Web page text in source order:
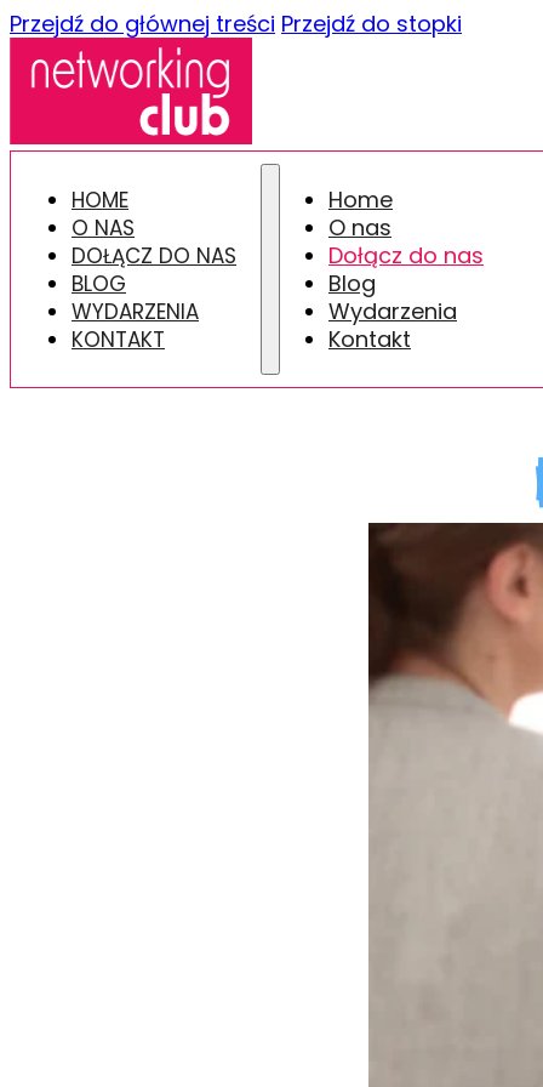
Przejdź do głównej treści Przejdź do stopki
HOME
O NAS
DOŁĄCZ DO NAS
BLOG
WYDARZENIA
KONTAKT
Home
O nas
Dołącz do nas
Blog
Wydarzenia
Kontakt